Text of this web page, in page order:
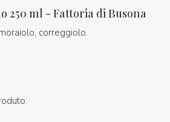
250 ml - Fattoria di Busona
correggiolo.